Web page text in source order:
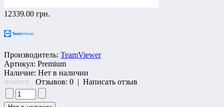
12339.00 грн.
Производитель: TeamViewer
Артикул: Premium
Наличие: Нет в наличии
Отзывов: 0 | Написать отзыв